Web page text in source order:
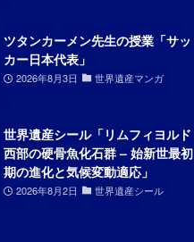
ツタンカーメン先生の授業「サッ
カー日本代表」
2026年8月3日 世界遺産マンガ
世界遺産シール「リムフィヨルド
西部の硬骨魚化石群 – 始新世最初
期の進化と気候変動適応」
2026年8月2日 世界遺産シール